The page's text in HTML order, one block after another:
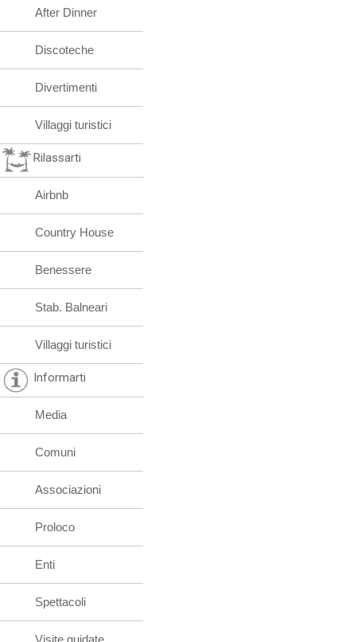
After Dinner
Discoteche
Divertimenti
Villaggi turistici
Rilassarti
Airbnb
Country House
Benessere
Stab. Balneari
Villaggi turistici
Informarti
Media
Comuni
Associazioni
Proloco
Enti
Spettacoli
Visite guidate